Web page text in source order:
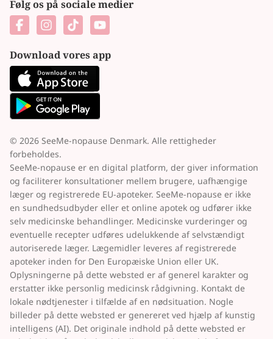
Følg os på sociale medier
Download vores app
© 2026 SeeMe-nopause Denmark. Alle rettigheder
forbeholdes.
SeeMe-nopause er en digital platform, der giver information
og faciliterer konsultationer mellem brugere, uafhængige
læger og registrerede EU-apoteker. SeeMe-nopause er ikke
en sundhedsudbyder eller et online apotek og udfører ikke
selv medicinske behandlinger. Medicinske vurderinger og
eventuelle recepter udføres udelukkende af selvstændigt
autoriserede læger. Lægemidler leveres af registrerede
apoteker inden for Den Europæiske Union eller UK.
Oplysningerne på dette websted er af generel karakter og
erstatter ikke personlig medicinsk rådgivning. Kontakt de
lokale nødtjenester i tilfælde af en nødsituation. Nogle
billeder på dette websted er genereret ved hjælp af kunstig
intelligens (AI). Det originale indhold på dette websted er